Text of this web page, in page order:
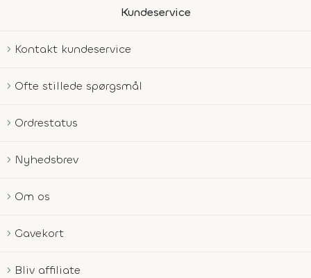
Kundeservice
Kontakt kundeservice
Ofte stillede spørgsmål
Ordrestatus
Nyhedsbrev
Om os
Gavekort
Bliv affiliate